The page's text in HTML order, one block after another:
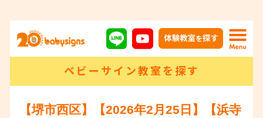
ベビーサイン教室を探す
【堺市西区】【2026年2月25日】【浜寺